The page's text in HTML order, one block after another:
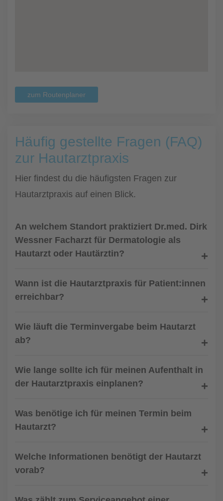
zum Routenplaner
Häufig gestellte Fragen (FAQ)
zur Hautarztpraxis
Hier findest du die häufigsten Fragen zur
Hautarztpraxis auf einen Blick.
An welchem Standort praktiziert Dr.med. Dirk
Wessner Facharzt für Dermatologie als
Hautarzt oder Hautärztin?
Wann ist die Hautarztpraxis für Patient:innen
erreichbar?
Wie läuft die Terminvergabe beim Hautarzt
ab?
Wie lange sollte ich für meinen Aufenthalt in
der Hautarztpraxis einplanen?
Was benötige ich für meinen Termin beim
Hautarzt?
Welche Informationen benötigt der Hautarzt
vorab?